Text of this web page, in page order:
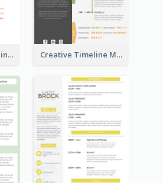
Modern Fun Timeline Orange Resume Creative Timeline Marketing Consultant Resume